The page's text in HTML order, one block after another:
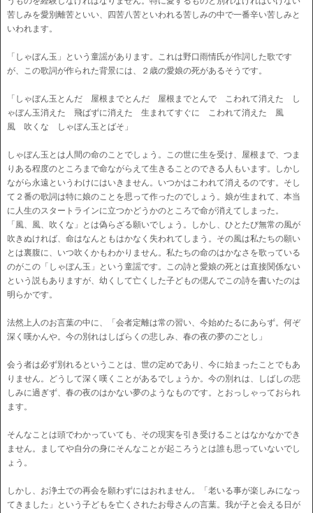
苦しみを愛別離苦といい、四苦八苦といわれる苦しみの中で一番辛い苦しみと
いわれます。
「しゃぼん玉」という童謡があります。これは野口雨情氏が作詞した歌です
が、この歌詞が作られた背景には、２歳の愛娘の死があるそうです。
「しゃぼん玉とんだ 屋根までとんだ 屋根までとんで こわれて消えた し
ゃぼん玉消えた 飛ばずに消えた 生まれてすぐに こわれて消えた 風
風 吹くな しゃぼん玉とばそ」
しゃぼん玉とは人間の命のことでしょう。この世に生を受け、屋根まで、つま
りある程度のところまで命ながらえて生きることのできる人もいます。しかし
ながら永遠というわけにはいきません。いつかはこわれて消えるのです。そし
て２番の歌詞は特に娘のことを思って作ったのでしょう。娘が生まれて、本当
に人生のスタートラインに立つかどうかのところで命が消えてしまった。
「風、風、吹くな」とは偽らざる願いでしょう。しかし、ひとたび無常の風が
吹きぬければ、命はなんともはかなく失われてしまう。その風は私たちの願い
とは裏腹に、いつ吹くかもわかりません。私たちの命のはかなさを歌っている
のがこの「しゃぼん玉」という童謡です。この詩と愛娘の死とは直接関係ない
という説もありますが、幼くして亡くした子どもの偲んでこの詩を書いたのは
明らかです。
法然上人のお言葉の中に、「会者定離は常の習い、今始めたるにあらず。何ぞ
深く嘆かんや。今の別れはしばらくの悲しみ、春の夜の夢のごとし」
会う者は必ず別れるということは、世の定めであり、今に始まったことでもあ
りません。どうして深く嘆くことがあるでしょうか。今の別れは、しばしの悲
しみに過ぎず、春の夜のはかない夢のようなものです。とおっしゃっておられ
ます。
そんなことは頭でわかっていても、その現実を引き受けることはなかなかでき
ません。ましてや自分の身にそんなことが起ころうとは誰も思っていないでし
ょう。
しかし、お浄土での再会を願わずにはおれません。「老いる事が楽しみになっ
てきました」という子どもを亡くされたお母さんの言葉。我が子と会える日が